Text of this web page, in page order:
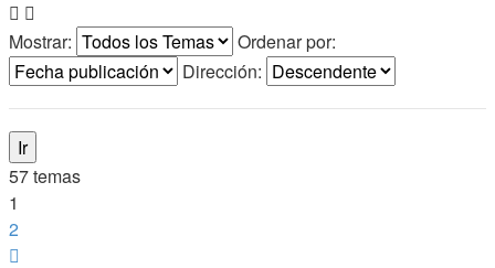
Mostrar:
Ordenar por:
Dirección:
57 temas
1
2